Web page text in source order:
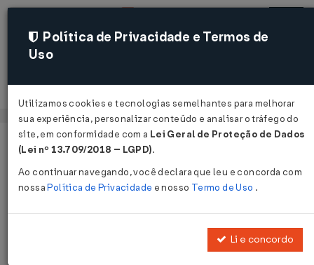
Acessar
Página Inicial Legislações
Decreto nº 56.321 de 26/10/2010
Publicado no DOE - SP em 27 out 2010
Política de Privacidade e Termos de
Uso
Utilizamos cookies e tecnologias semelhantes para melhorar
sua experiência, personalizar conteúdo e analisar o tráfego do
site, em conformidade com a Lei Geral de Proteção de Dados
(Lei nº 13.709/2018 – LGPD).
Ao continuar navegando, você declara que leu e concorda com
nossaPolítica de Privacidade e nosso Termo de Uso .
Li e concordo